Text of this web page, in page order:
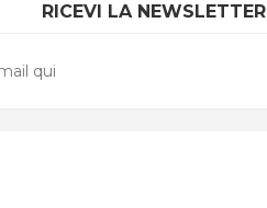
RICEVI LA NEWSLETTER